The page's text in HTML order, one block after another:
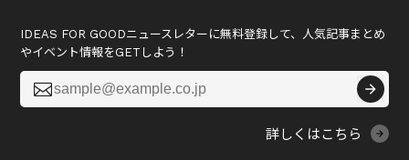
IDEAS FOR GOODニュースレターに無料登録して、人気記事まとめ
やイベント情報をGETしよう！

詳しくはこちら